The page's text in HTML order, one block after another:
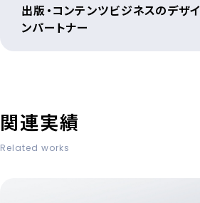
出版・コンテンツビジネスのデザイ
ンパートナー
関連実績
Related works